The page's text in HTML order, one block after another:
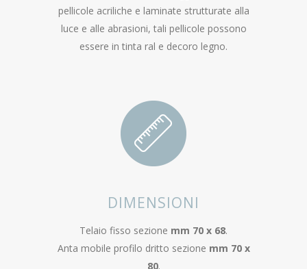
pellicole acriliche e laminate strutturate alla
luce e alle abrasioni, tali pellicole possono
essere in tinta ral e decoro legno.
DIMENSIONI
Telaio fisso sezione mm 70 x 68.
Anta mobile profilo dritto sezione mm 70 x
80.